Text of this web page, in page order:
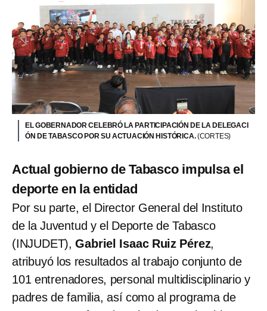
EL GOBERNADOR CELEBRÓ LA PARTICIPACIÓN DE LA DELEGACI
ÓN DE TABASCO POR SU ACTUACIÓN HISTÓRICA.(CORTES)
Actual gobierno de Tabasco impulsa el
deporte en la entidad
Por su parte, el Director General del Instituto
de la Juventud y el Deporte de Tabasco
(INJUDET),Gabriel Isaac Ruiz Pérez,
atribuyó los resultados al trabajo conjunto de
101 entrenadores, personal multidisciplinario y
padres de familia, así como al programa de